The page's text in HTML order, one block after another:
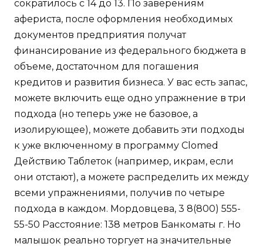
сократилось с 14 до 13. По заверениям
афериста, после оформления необходимых
документов предприятия получат
финансирование из федерального бюджета в
объеме, достаточном для погашения
кредитов и развития бизнеса. У вас есть запас,
можете включить еще одно упражнение в три
подхода (но теперь уже не базовое, а
изолирующее), можете добавить эти подходы
к уже включенному в программу Clomed
Действию Таблеток (например, икрам, если
они отстают), а можете распределить их между
всеми упражнениями, получив по четыре
подхода в каждом. Мордовцева, 3 8(800) 555-
55-50 Расстояние: 138 метров Банкоматы г. Но
малышок реально торгует на значительные